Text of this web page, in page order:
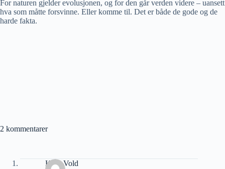
For naturen gjelder evolusjonen, og for den går verden videre – uansett
hva som måtte forsvinne. Eller komme til. Det er både de gode og de
harde fakta.
2 kommentarer
Knut Vold